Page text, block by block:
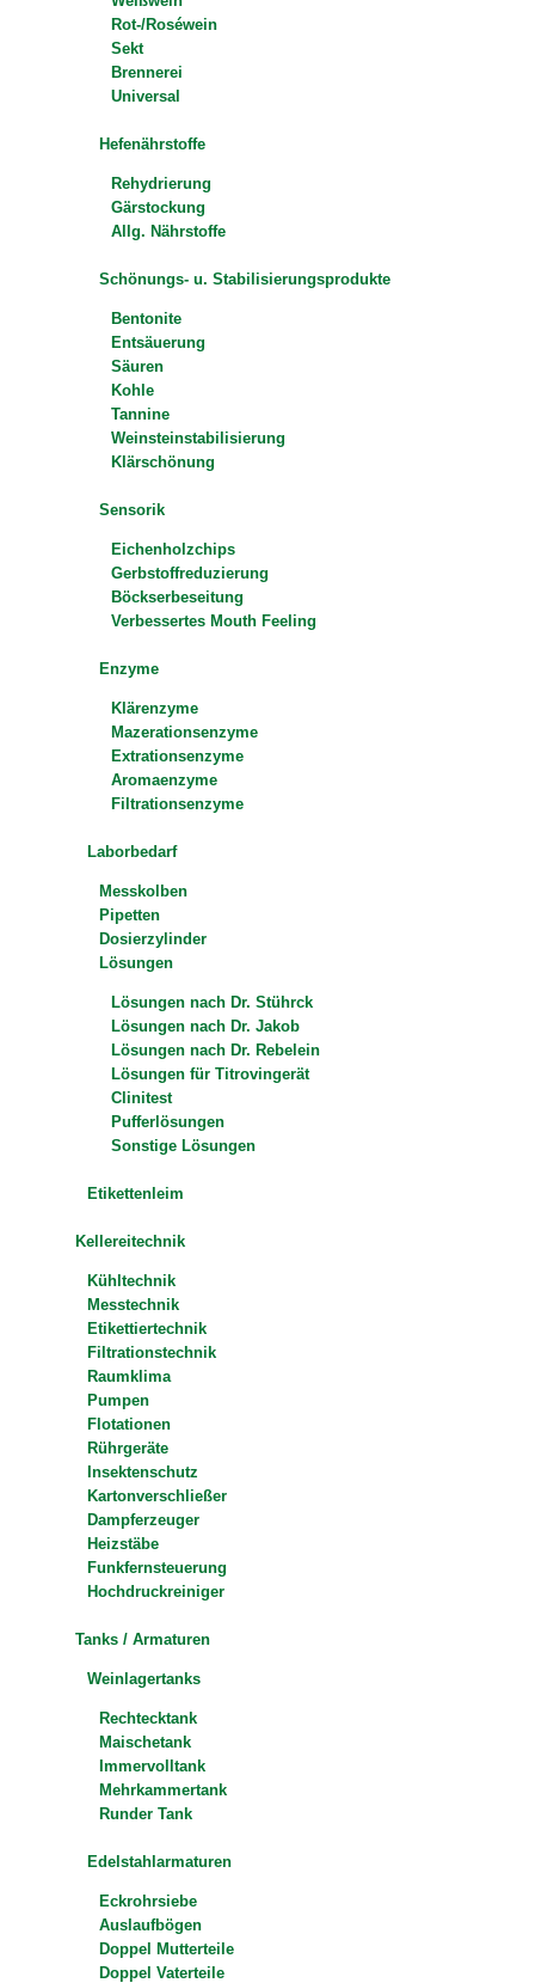
Rot-/Roséwein
Sekt
Brennerei
Universal
Hefenährstoffe
Rehydrierung
Gärstockung
Allg. Nährstoffe
Schönungs- u. Stabilisierungsprodukte
Bentonite
Entsäuerung
Säuren
Kohle
Tannine
Weinsteinstabilisierung
Klärschönung
Sensorik
Eichenholzchips
Gerbstoffreduzierung
Böckserbeseitung
Verbessertes Mouth Feeling
Enzyme
Klärenzyme
Mazerationsenzyme
Extrationsenzyme
Aromaenzyme
Filtrationsenzyme
Laborbedarf
Messkolben
Pipetten
Dosierzylinder
Lösungen
Lösungen nach Dr. Stührck
Lösungen nach Dr. Jakob
Lösungen nach Dr. Rebelein
Lösungen für Titrovingerät
Clinitest
Pufferlösungen
Sonstige Lösungen
Etikettenleim
Kellereitechnik
Kühltechnik
Messtechnik
Etikettiertechnik
Filtrationstechnik
Raumklima
Pumpen
Flotationen
Rührgeräte
Insektenschutz
Kartonverschließer
Dampferzeuger
Heizstäbe
Funkfernsteuerung
Hochdruckreiniger
Tanks / Armaturen
Weinlagertanks
Rechtecktank
Maischetank
Immervolltank
Mehrkammertank
Runder Tank
Edelstahlarmaturen
Eckrohrsiebe
Auslaufbögen
Doppel Mutterteile
Doppel Vaterteile